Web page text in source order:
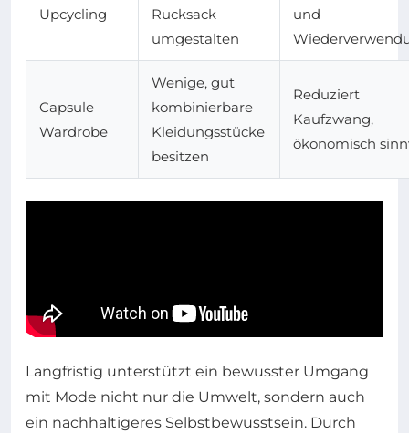
Upcycling
Rucksack
umgestalten
und
Capsule
Wardrobe
Wenige, gut
kombinierbare
Kleidungsstücke
besitzen
Reduziert
Kaufzwang,
ökonomisch
Langfristig unterstützt ein bewusster Umgang
mit Mode nicht nur die Umwelt, sondern auch
ein nachhaltigeres Selbstbewusstsein. Durch